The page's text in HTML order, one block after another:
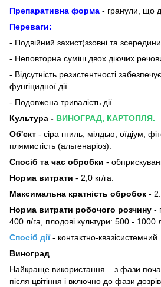
Препаративна форма - гранули, що
Переваги:
- Подвійний захист(ззовні та
- Неповторна суміш двох діючих
- Відсутність резистентності
фунгіцидної дії.
- Подовжена тривалість дії.
Культура - ВИНОГРАД, КАРТОПЛЯ.
Об'єкт - сіра гниль, мілдью, оїдіум,
плямистість (альтенаріоз).
Спосіб та час обробки -
Норма витрати - 2,0 кг/га.
Максимальна кратність обробок - 2.
Норма витрати робочого розчину -
400 л/га, плодові культури: 500 - 1000
Спосіб дії- контактно-квазісистемний.
Виноград
Найкраще використання – з фази
після цвітіння і включно до фази